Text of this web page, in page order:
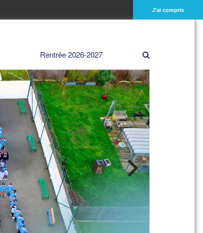
J'ai compris
Rentrée 2026-2027